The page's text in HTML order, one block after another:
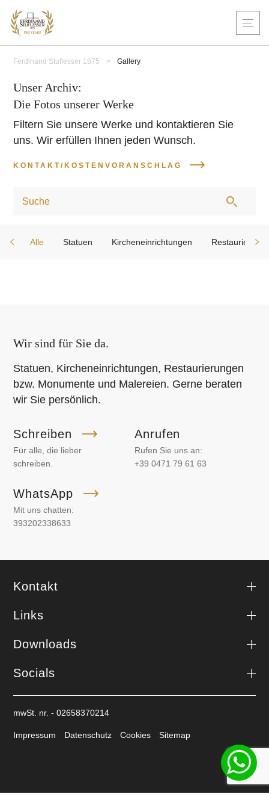
Ferdinand Stuflesser 1875 > Gallery
Unser Archiv:
Die Fotos unserer Werke
Filtern Sie unsere Werke und kontaktieren Sie
uns. Wir erfüllen Ihnen jeden Wunsch.
KONTAKT/KOSTENVORANSCHLAG
Alle Statuen Kircheneinrichtungen
Wir sind für Sie da.
Statuen, Kircheneinrichtungen, Restaurierungen
bzw. Monumente und Malereien. Gerne beraten
wir Sie persönlich.
Schreiben
Für alle, die lieber
schreiben.
Anrufen
Rufen Sie uns an:
+39 0471 79 61 63
WhatsApp
Mit uns chatten:
393202338633
Kontakt
Links
Downloads
Socials
mwSt. nr. - 02658370214
Impressum Datenschutz Cookies Sitemap